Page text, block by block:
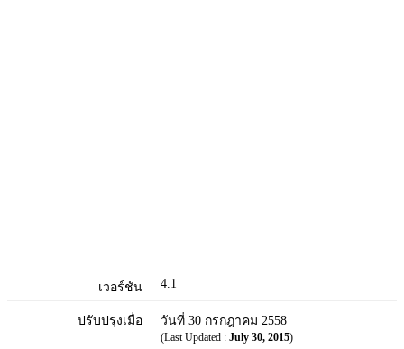
เวอร์ชัน 4.1
ปรับปรุงเมื่อ วันที่ 30 กรกฎาคม 2558
(Last Updated : July 30, 2015)